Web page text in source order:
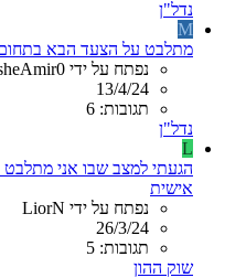
נדל"ן
M
מתלבט על הצעד הבא בתחום
נפתח על ידי MosheAmir0
13/4/24
תגובות: 6
נדל"ן
L
הגעתי למצב שבו אני
אישית
נפתח על ידי LiorN
26/3/24
תגובות: 5
שוק ההון